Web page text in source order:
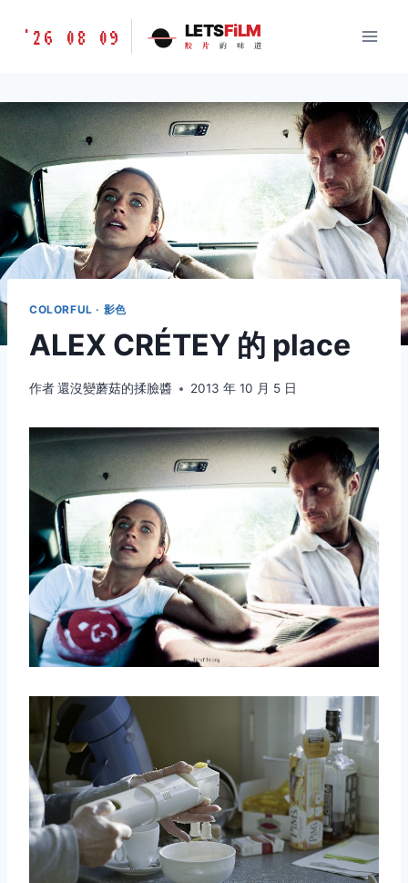
胶
味
道
LETSFILM
'26 08 09 LETSFiLM
胶 片 的 味 道
COLORFUL · 影色
ALEX CRÉTEY 的 place
作者還沒變蘑菇的揉臉醬 2013 年 10 月 5 日